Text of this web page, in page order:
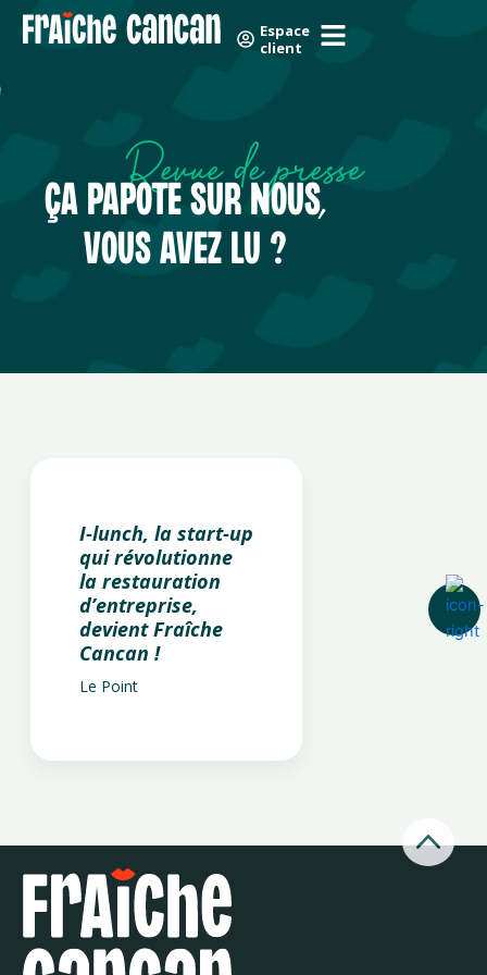
Panneau de gestion des cookies
Skip
Espace
client
Revue de presse
ÇA PAPOTE SUR NOUS,
VOUS AVEZ LU ?
I-lunch, la start-up
qui révolutionne
la restauration
d’entreprise,
devient Fraîche
Cancan !
Le Point